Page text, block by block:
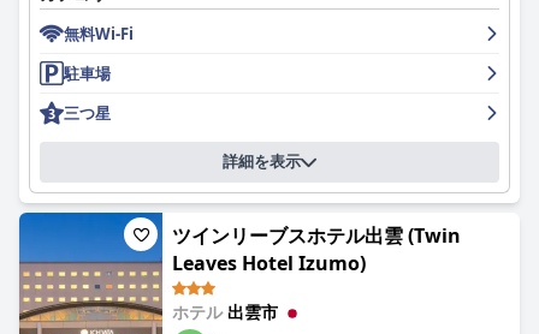
す。
ドーミーイン出雲での朝食体験は、豪華であるとよく表現され、
出雲そば、カニ飯、しじみ汁、白玉ぜんざいなどの地元の料理が
特に賞賛されています。一部のゲストは朝食の料金や終了時間の
早さを小さな欠点として指摘しましたが、全体的な品質と豊富な
選択肢は、滞在の思い出に残る一部となっています。
際立った特徴は、無料の食事サービス、特に夜食のそばで、ゲス
トはおいしくて満足できると感じています。無料のラーメン、ア
イスクリーム、飲み物などの追加の特典は、さらなる喜びを添え
ており、入浴後のアイスクリームは注目すべき特典です。近隣の
夕食スポットを見つけるのが難しい場合もありますが、館内の食
事オプションは、快適で便利な代替手段を提供しています。
無料Wi-Fi
駐車場
三つ星
詳細を表示
ツインリーブスホテル出雲 (Twin
Leaves Hotel Izumo)
ホテル 出雲市